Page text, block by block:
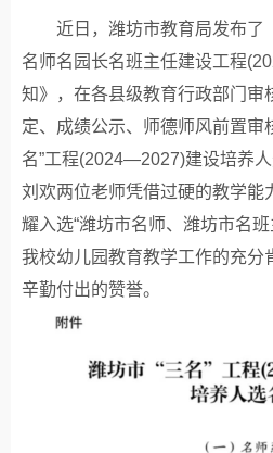
近日，潍坊市教育局发布了
名师名园长名班主任建设工程
知》，在各县级教育行政部门审
定、成绩公示、师德师风前置审
名”工程(2024—2027)建设培养人
刘欢两位老师凭借过硬的教学能
耀入选“潍坊市名师、潍坊市名
我校幼儿园教育教学工作的充分
辛勤付出的赞誉。